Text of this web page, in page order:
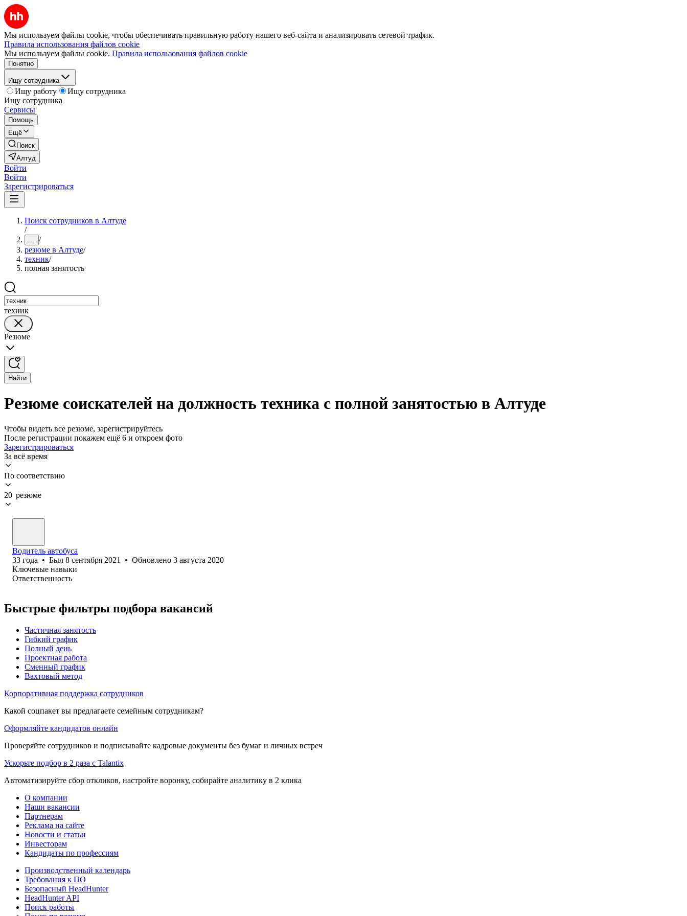
Мы используем файлы cookie, чтобы обеспечивать правильную работу нашего веб-сайта и анализировать сетевой трафик.
Правила использования файлов cookie
Мы используем файлы cookie. Правила использования файлов cookie
Понятно
Ищу сотрудника
Ищу работу
Ищу сотрудника
Ищу сотрудника
Сервисы
Помощь
Ещё
Поиск
Алтуд
Войти
Войти
Зарегистрироваться
Поиск сотрудников в Алтуде
/
... /
резюме в Алтуде/
техник/
полная занятость
техник
Резюме
Найти
Резюме соискателей на должность техника с полной занятостью в Алтуде
Чтобы видеть все резюме, зарегистрируйтесь
После регистрации покажем ещё 6 и откроем фото
Зарегистрироваться
За всё время
По соответствию
20 резюме
Водитель автобуса
33 года • Был 8 сентября 2021 • Обновлено 3 августа 2020
Ключевые навыки
Ответственность
Быстрые фильтры подбора вакансий
Частичная занятость
Гибкий график
Полный день
Проектная работа
Сменный график
Вахтовый метод
Корпоративная поддержка сотрудников
Какой соцпакет вы предлагаете семейным сотрудникам?
Оформляйте кандидатов онлайн
Проверяйте сотрудников и подписывайте кадровые документы без бумаг и личных встреч
Ускорьте подбор в 2 раза с Talantix
Автоматизируйте сбор откликов, настройте воронку, собирайте аналитику в 2 клика
О компании
Наши вакансии
Партнерам
Реклама на сайте
Новости и статьи
Инвесторам
Кандидаты по профессиям
Производственный календарь
Требования к ПО
Безопасный HeadHunter
HeadHunter API
Поиск работы